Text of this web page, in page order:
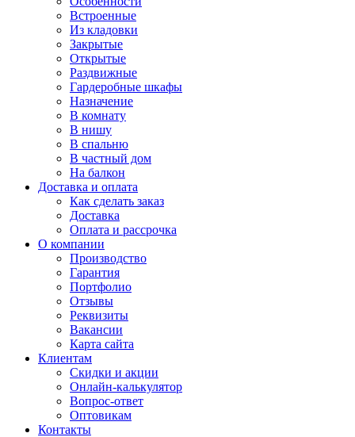
Встроенные
Из кладовки
Закрытые
Открытые
Раздвижные
Гардеробные шкафы
Назначение
В комнату
В нишу
В спальню
В частный дом
На балкон
Доставка и оплата
Как сделать заказ
Доставка
Оплата и рассрочка
О компании
Производство
Гарантия
Портфолио
Отзывы
Реквизиты
Вакансии
Карта сайта
Клиентам
Скидки и акции
Онлайн-калькулятор
Вопрос-ответ
Оптовикам
Контакты